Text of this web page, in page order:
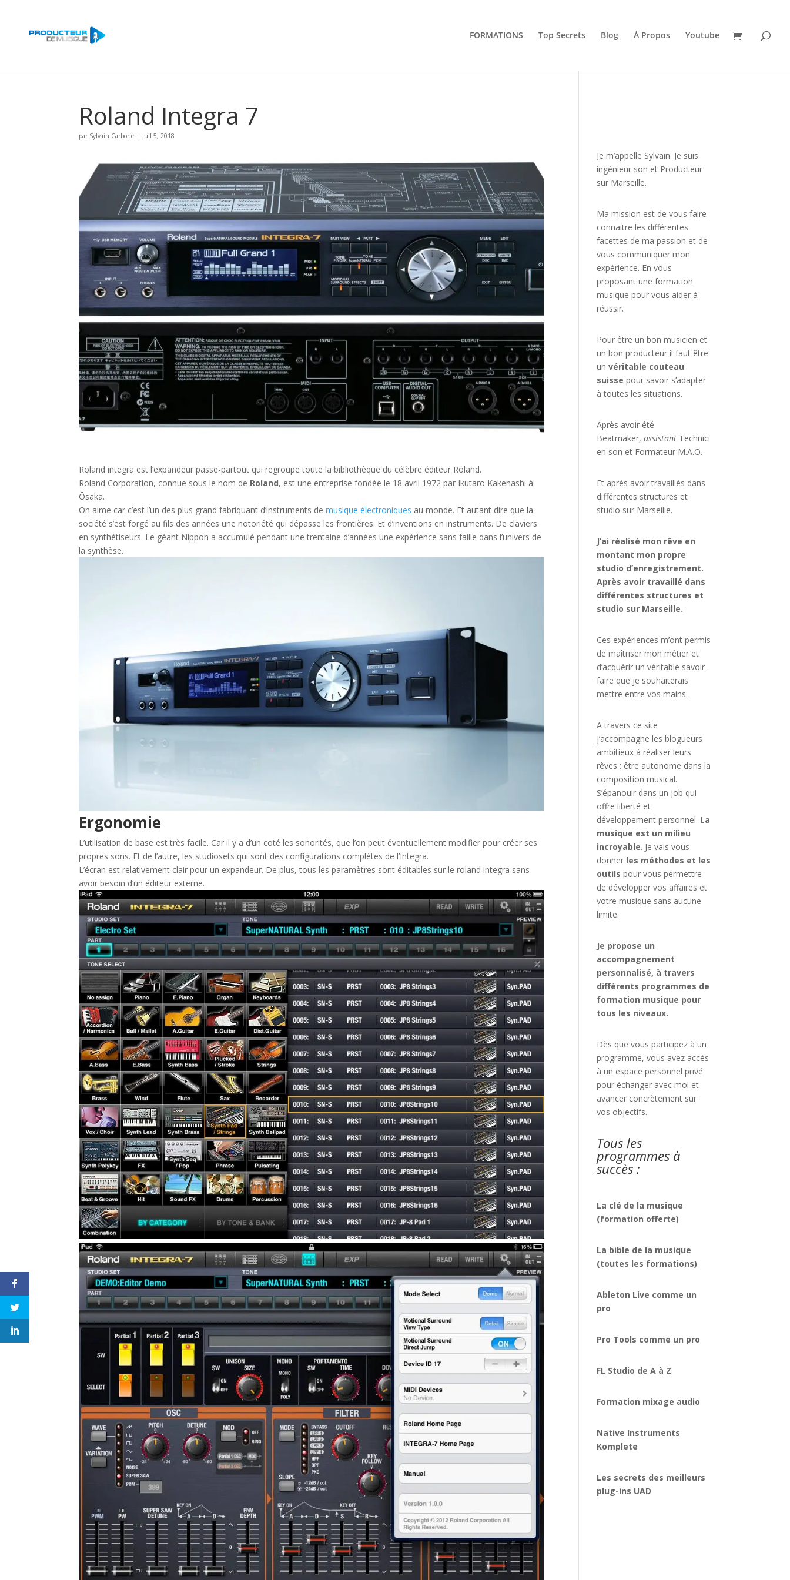
FORMATIONS Top Secrets Blog À Propos Youtube
Roland Integra 7
par Sylvain Carbonel | Juil 5, 2018
Roland integra est l’expandeur passe-partout qui regroupe toute la bibliothèque du célèbre éditeur Roland.
Roland Corporation, connue sous le nom de Roland, est une entreprise fondée le 18 avril 1972 par Ikutaro Kakehashi à
Ōsaka.
On aime car c’est l’un des plus grand fabriquant d’instruments demusique électroniques au monde. Et autant dire que la
société s’est forgé au fils des années une notoriété qui dépasse les frontières. Et d’inventions en instruments. De claviers
en synthétiseurs. Le géant Nippon a accumulé pendant une trentaine d’années une expérience sans faille dans l’univers de
la synthèse.
Ergonomie
L’utilisation de base est très facile. Car il y a d’un coté les sonorités, que l’on peut éventuellement modifier pour créer ses
propres sons. Et de l’autre, les studiosets qui sont des configurations complètes de l’Integra.
L’écran est relativement clair pour un expandeur. De plus, tous les paramètres sont éditables sur le roland integra sans
avoir besoin d’un éditeur externe.
Je m’appelle Sylvain. Je suis
ingénieur son et Producteur
sur Marseille.
Ma mission est de vous faire
connaitre les différentes
facettes dema passion et de
vous communiquer mon
expérience. En vous
proposant une formation
musique pour vous aider à
réussir.
Pour être un bon musicien et
un bon producteur il faut être
unvéritable couteau
suisse pour savoir s’adapter
à toutes les situations.
Après avoir été
Beatmaker,assistant Technici
en son et Formateur M.A.O.
Et après avoir travaillés dans
différentes structures et
studio sur Marseille.
J’ai réalisé mon rêve en
montant mon propre
studio d’enregistrement.
Après avoir travaillé dans
différentes structures et
studio sur Marseille.
Ces expériences m’ont permis
de maîtriser mon métier et
d’acquérir un véritable savoir-
faire que je souhaiterais
mettre entre vos mains.
A travers ce site
j’accompagne les blogueurs
ambitieux à réaliser leurs
rêves : être autonome dans la
composition musical.
S’épanouir dans un job qui
offre liberté et
développement personnel. La
musique est un milieu
incroyable. Je vais vous
donner les méthodes et les
outils pour vous permettre
de développer vos affaires et
votre musique sans aucune
limite.
Je propose un
accompagnement
personnalisé, à travers
différents programmes de
formation musique pour
tous les niveaux.
Dès que vous participez à un
programme, vous avez accès
à un espace personnel privé
pour échanger avec moi et
avancer concrètement sur
vos objectifs.
Tous les
programmes à
succès :
La clé de la musique
(formation offerte)
La bible de la musique
(toutes les formations)
Ableton Live comme un
pro
Pro Tools comme un pro
FL Studio de A à Z
Formation mixage audio
Native Instruments
Komplete
Les secrets des meilleurs
plug-ins UAD